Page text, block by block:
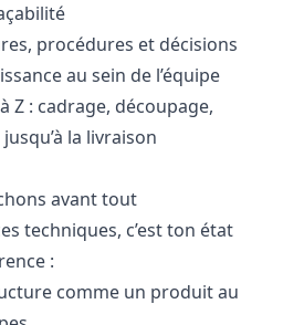
procédures et décisions
au sein de l’équipe
Z : cadrage, découpage,
la livraison
avant tout
techniques, c’est ton état
:
comme un produit au